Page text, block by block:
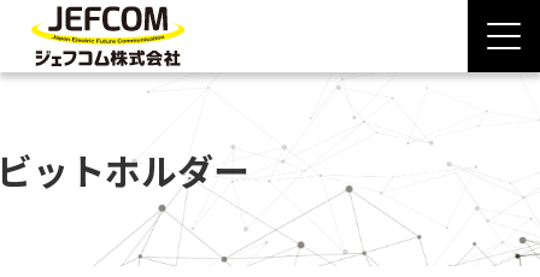
ットホルダー